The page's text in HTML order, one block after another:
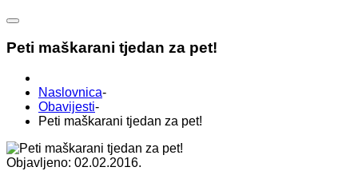
Peti maškarani tjedan za pet!
Naslovnica-
Obavijesti-
Peti maškarani tjedan za pet!
Objavljeno: 02.02.2016.